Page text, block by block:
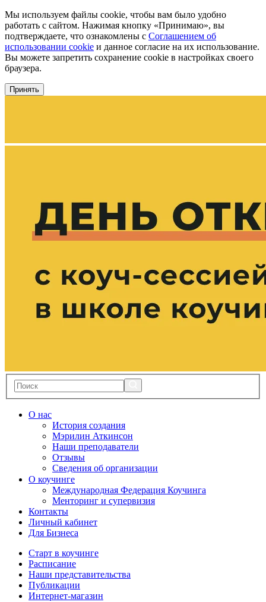
Мы используем файлы cookie, чтобы вам было удобно
работать с сайтом. Нажимая кнопку «Принимаю», вы
подтверждаете, что ознакомлены с Соглашением об
использовании cookie и данное согласие на их использование.
Вы можете запретить сохранение cookie в настройках своего
браузера.
Принять
О нас
История создания
Мэрилин Аткинсон
Наши преподаватели
Отзывы
Сведения об организации
О коучинге
Международная Федерация Коучинга
Менторинг и супервизия
Контакты
Личный кабинет
Для Бизнеса
Старт в коучинге
Расписание
Наши представительства
Публикации
Интернет-магазин